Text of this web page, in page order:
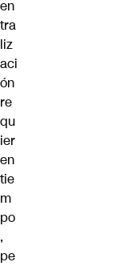
en
tra
liz
aci
ón
re
qu
ier
en
tie
m
po
,
pe